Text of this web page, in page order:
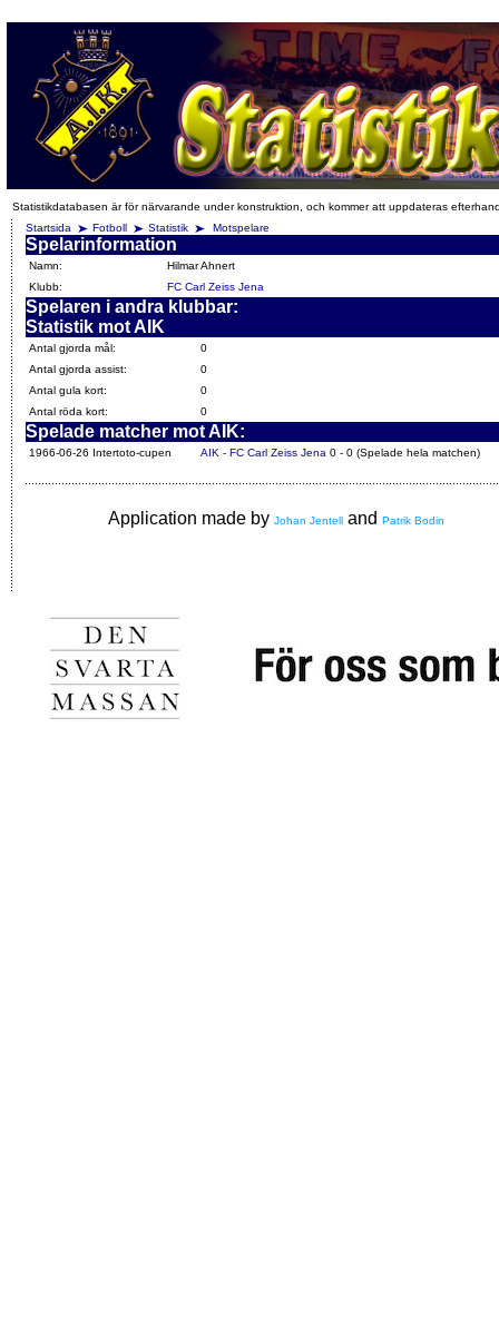
Statistikdatabasen är för närvarande under konstruktion, och kommer att uppdateras
Startsida
Fotboll Statistik Motspelare
Spelarinformation
Namn:
Hilmar Ahnert
Klubb:
FC Carl Zeiss Jena
Spelaren i andra klubbar:
Statistik mot AIK
Antal gjorda mål:
0
Antal gjorda assist:
0
Antal gula kort:
0
Antal röda kort:
0
Spelade matcher mot AIK:
1966-06-26 Intertoto-cupen AIK - FC Carl Zeiss Jena 0 - 0 (Spelade hela matchen)
Application made by Johan Jentell and Patrik Bodin